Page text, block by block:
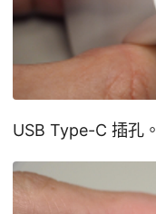
USB Type-C 插孔。